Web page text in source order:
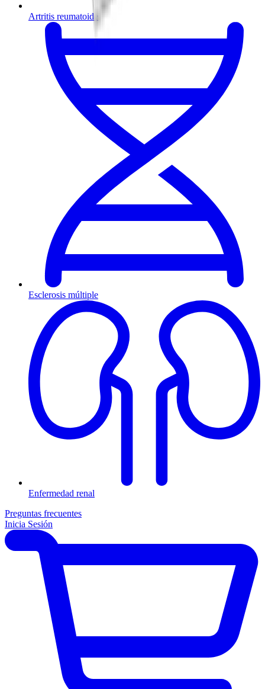
Artritis reumatoide
Esclerosis múltiple
Enfermedad renal
Preguntas frecuentes
Inicia Sesión